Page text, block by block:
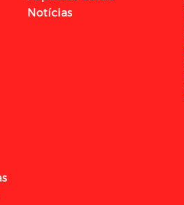
Notícias